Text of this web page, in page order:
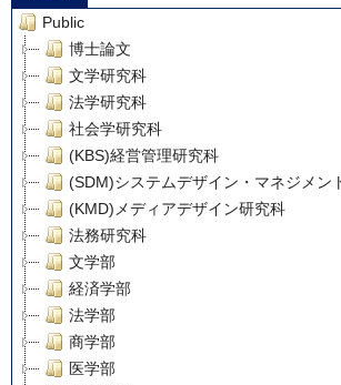
Public
博士論文
文学研究科
法学研究科
社会学研究科
(KBS)経営管理研究科
(SDM)システムデザイン・マネジメン
(KMD)メディアデザイン研究科
法務研究科
文学部
経済学部
法学部
商学部
医学部